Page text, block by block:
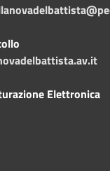
Elettronica